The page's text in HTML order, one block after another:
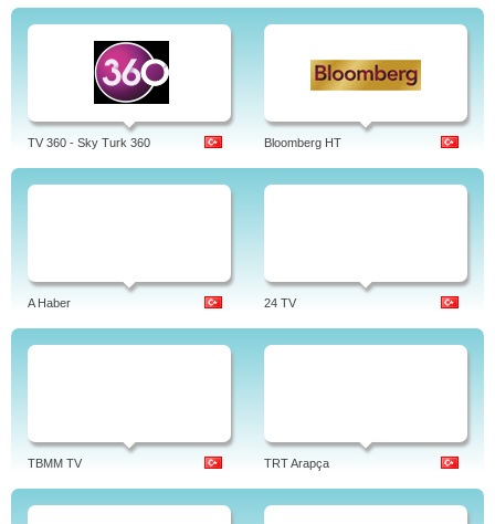
TV 360 - Sky Turk 360 Bloomberg HT
A Haber 24 TV
TBMM TV TRT Arapça